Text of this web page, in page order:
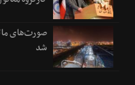
صورت‌های
شد